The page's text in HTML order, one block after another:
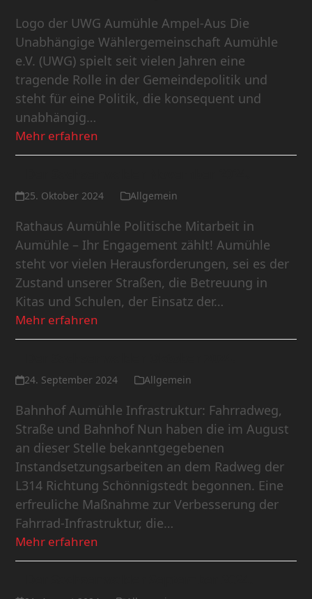
Logo der UWG Aumühle Ampel-Aus Die
Unabhängige Wählergemeinschaft Aumühle
e.V. (UWG) spielt seit vielen Jahren eine
tragende Rolle in der Gemeindepolitik und
steht für eine Politik, die konsequent und
unabhängig…
Mehr erfahren
25. Oktober 2024 Allgemein
Rathaus Aumühle Politische Mitarbeit in
Aumühle – Ihr Engagement zählt! Aumühle
steht vor vielen Herausforderungen, sei es der
Zustand unserer Straßen, die Betreuung in
Kitas und Schulen, der Einsatz der…
Mehr erfahren
24. September 2024 Allgemein
Bahnhof Aumühle Infrastruktur: Fahrradweg,
Straße und Bahnhof Nun haben die im August
an dieser Stelle bekanntgegebenen
Instandsetzungsarbeiten an dem Radweg der
L314 Richtung Schönnigstedt begonnen. Eine
erfreuliche Maßnahme zur Verbesserung der
Fahrrad-Infrastruktur, die…
Mehr erfahren